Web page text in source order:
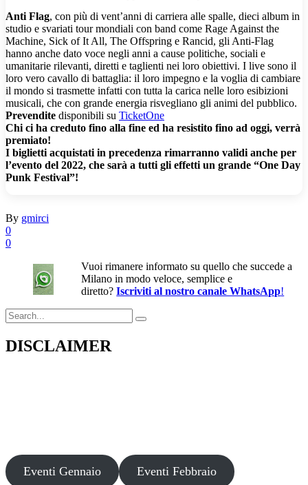
Anti Flag, con più di vent’anni di carriera alle spalle, dieci album in
studio e svariati tour mondiali con band come Rage Against the
Machine, Sick of It All, The Offspring e Rancid, gli Anti-Flag
hanno anche dato voce negli anni a cause politiche, sociali e
umanitarie rilevanti, diretti e taglienti nei loro obiettivi. I live sono il
loro vero cavallo di battaglia: il loro impegno e la voglia di cambiare
il mondo si trasmette infatti con tutta la carica nelle loro esibizioni
musicali, che con grande energia risvegliano gli animi del pubblico.
Prevendite disponibili su TicketOne
Chi ci ha creduto fino alla fine ed ha resistito fino ad oggi, verrà
premiato!
I biglietti acquistati in precedenza rimarranno validi anche per
l’evento del 2022, che sarà a tutti gli effetti un grande “One Day
Punk Festival”!
By gmirci
0
0
Vuoi rimanere informato su quello che succede a
Milano in modo veloce, semplice e
diretto?Iscriviti al nostro canale WhatsApp!
Search
for:
DISCLAIMER
Eventi Gennaio Eventi Febbraio